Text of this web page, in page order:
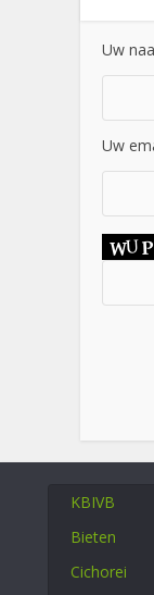
Uw
Uw
KBIVB
Bieten
Cichorei